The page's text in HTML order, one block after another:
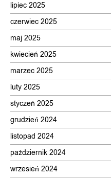
lipiec 2025
czerwiec 2025
maj 2025
kwiecień 2025
marzec 2025
luty 2025
styczeń 2025
grudzień 2024
listopad 2024
październik 2024
wrzesień 2024